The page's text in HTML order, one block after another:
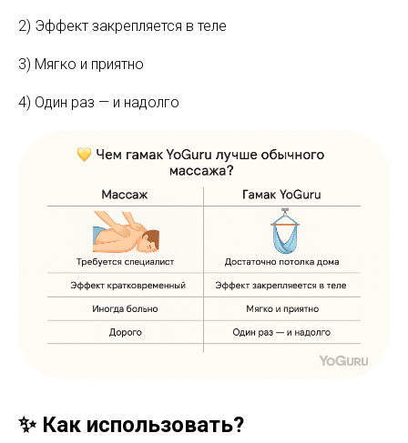
2) Эффект закрепляется в теле
3) Мягко и приятно
4) Один раз — и надолго
✨ Как использовать?